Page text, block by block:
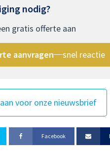
nodig?
gratis offerte aan
aanvragen snel reactie
voor onze nieuwsbrief
Facebook